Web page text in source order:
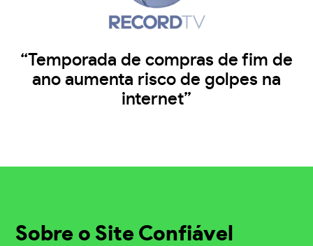
“Temporada de compras de fim de
ano aumenta risco de golpes na
internet”
Sobre o Site Confiável